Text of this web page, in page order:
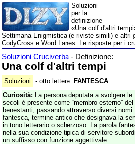
Soluzioni
per la
definizione
«Una colf d'altri
Settimana Enigmistica (e riviste simili) e altri
CodyCross e Word Lanes. Le risposte per i
Soluzioni Cruciverba - Definizione:
Una colf d'altri tempi
Soluzioni - otto lettere: FANTESCA
Curiosità: La persona deputata a svolgere
secoli è presente come “membro esterno”
benestanti, passando attraverso diversi
fantesca, termine antico che designava la
in tono letterario o scherzoso. La parola
nella sua condizione tipica di servitore
un suffisso con funzione aggettivale.